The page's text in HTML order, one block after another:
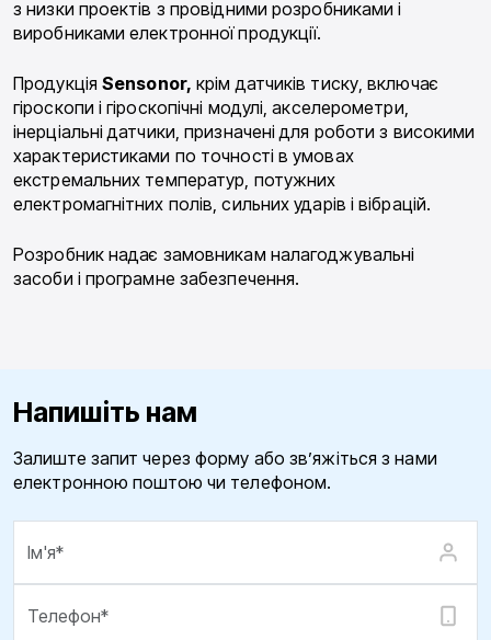
з низки проектів з провідними розробниками і
виробниками електронної продукції.
Продукція Sensonor, крім датчиків тиску, включає
гіроскопи і гіроскопічні модулі, акселерометри,
інерціальні датчики, призначені для роботи з високими
характеристиками по точності в умовах
екстремальних температур, потужних
електромагнітних полів, сильних ударів і вібрацій.
Розробник надає замовникам налагоджувальні
засоби і програмне забезпечення.
Напишіть нам
Залиште запит через форму або зв’яжіться з нами
електронною поштою чи телефоном.